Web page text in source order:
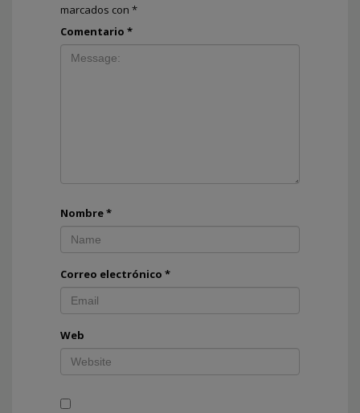
marcados con *
Comentario *
Nombre*
Correo electrónico *
Web